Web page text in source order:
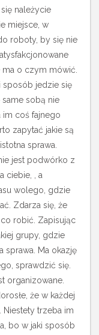
należycie
miejsce, w
roboty, by się nie
o czym mówić.
sposób jedzie się
sobą nie
im coś fajnego
zapytać jakie są
sprawa.
jest podwórko z
ciebie, , a
wolego, gdzie
Zdarza się, że
robić. Zapisując
grupy, gdzie
sprawa. Ma okazję
sprawdzić się.
organizowane.
że w każdej
Niestety trzeba im
bo w jaki sposób